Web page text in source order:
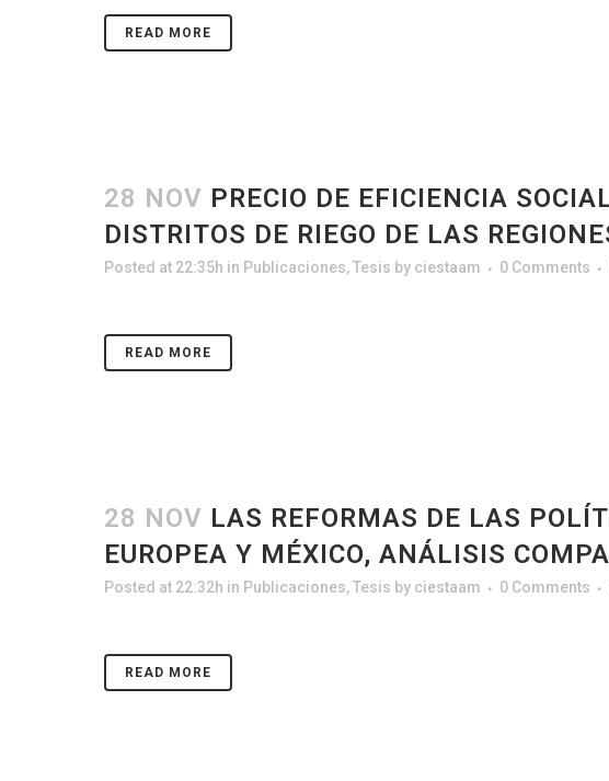
READ MORE
28 NOV PRECIO DE EFICIENCIA
DISTRITOS DE RIEGO DE LAS
Posted at 22:35h in Publicaciones,Tesis by ciestaam 0 Comments
READ MORE
28 NOV LAS REFORMAS DE LAS
EUROPEA Y MÉXICO, ANÁLISIS
Posted at 22:32h in Publicaciones,Tesis by ciestaam 0 Comments
READ MORE